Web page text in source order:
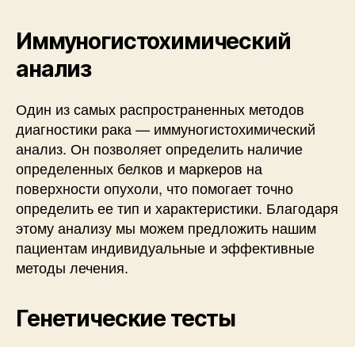
Иммуногистохимический
анализ
Один из самых распространенных методов
диагностики рака — иммуногистохимический
анализ. Он позволяет определить наличие
определенных белков и маркеров на
поверхности опухоли, что помогает точно
определить ее тип и характеристики. Благодаря
этому анализу мы можем предложить нашим
пациентам индивидуальные и эффективные
методы лечения.
Генетические тесты